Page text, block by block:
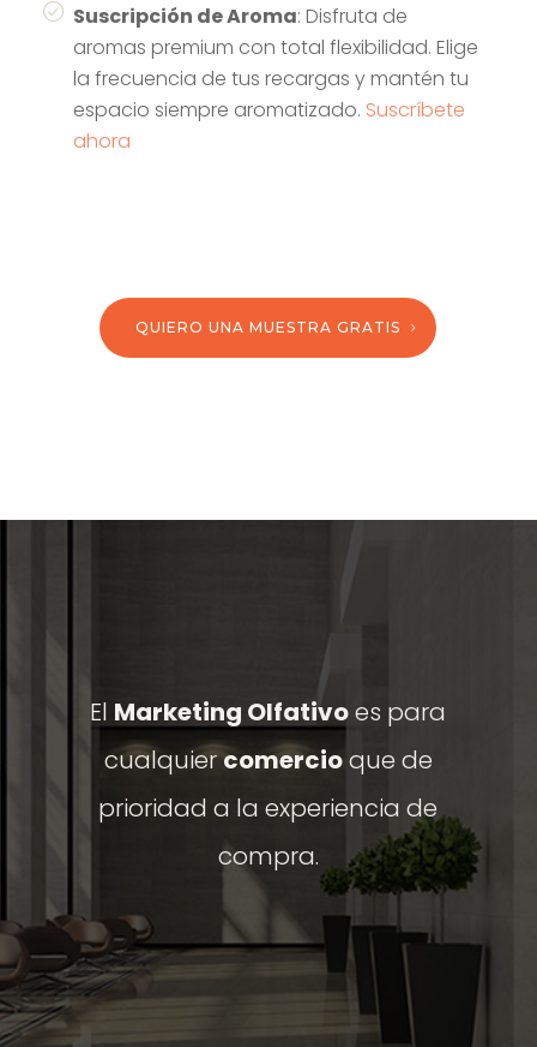
Suscripción de Aroma: Disfruta de
aromas premium con total flexibilidad. Elige
la frecuencia de tus recargas y mantén tu
espacio siempre aromatizado. Suscríbete
ahora
QUIERO UNA MUESTRA GRATIS
El Marketing Olfativoes para
cualquiercomercioque de
prioridad a la experiencia de
compra.